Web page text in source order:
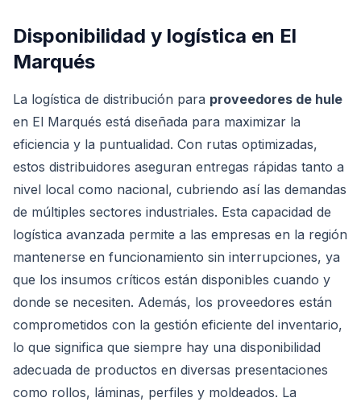
Disponibilidad y logística en El
Marqués
La logística de distribución para proveedores de hule
en El Marqués está diseñada para maximizar la
eficiencia y la puntualidad. Con rutas optimizadas,
estos distribuidores aseguran entregas rápidas tanto a
nivel local como nacional, cubriendo así las demandas
de múltiples sectores industriales. Esta capacidad de
logística avanzada permite a las empresas en la región
mantenerse en funcionamiento sin interrupciones, ya
que los insumos críticos están disponibles cuando y
donde se necesiten. Además, los proveedores están
comprometidos con la gestión eficiente del inventario,
lo que significa que siempre hay una disponibilidad
adecuada de productos en diversas presentaciones
como rollos, láminas, perfiles y moldeados. La